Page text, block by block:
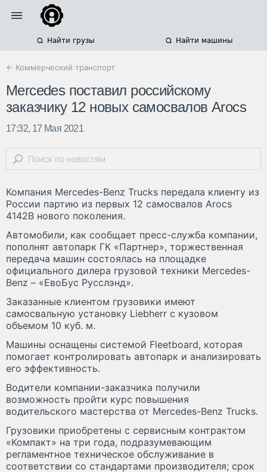
Найти грузы Найти машины
← Коммерческий транспорт
Mercedes поставил российскому
заказчику 12 новых самосвалов Arocs
17:32, 17 Мая 2021
Компания Mercedes-Benz Trucks передала клиенту из
России партию из первых 12 самосвалов Arocs
4142B нового поколения.
Автомобили, как сообщает пресс-служба компании,
пополнят автопарк ГК «Партнер», торжественная
передача машин состоялась на площадке
официального дилера грузовой техники Mercedes-
Benz – «ЕвоБус Русслэнд».
Заказанные клиентом грузовики имеют
самосвальную установку Liebherr с кузовом
объемом 10 куб. м.
Машины оснащены системой Fleetboard, которая
помогает контролировать автопарк и анализировать
его эффективность.
Водители компании-заказчика получили
возможность пройти курс повышения
водительского мастерства от Mercedes-Benz Trucks.
Грузовики приобретены с сервисным контрактом
«Компакт» на три года, подразумевающим
регламентное техническое обслуживание в
соответствии со стандартами производителя; срок